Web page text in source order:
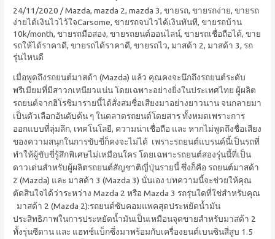
24/11/2020 /Mazda,mazda 2,mazda 3,ขายรถ,ขายรถง่าย,ขายรถ
ง่ายได้เงินไวไว้ใจCarsome,ขายรถจบไวได้เงินทันที,ขายรถบ้าน
10k/month,ขายรถมือสอง,ขายรถยนต์ออนไลน์,ขายรถเชื่อถือได้,ขาย
รถให้ได้ราคาดี,ขายรถได้ราคาดี,ขายรถไว, มาสด้า 2, มาสด้า 3,รถ
รุ่นไหนดี
เมื่อพูดถึงรถยนต์มาสด้า (Mazda) แล้ว คุณคงจะนึกถึงรถยนต์ระดับ
พรีเมียมที่มีสาวกเหนียวแน่น โดยเฉพาะอย่างยิ่งในประเทศไทย ผู้ผลิต
รถยนต์จากฮิโรชิมารายนี้ได้สั่งสมชื่อเสียงมาอย่างยาวนาน จนกลายมา
เป็นตัวเลือกอันดับต้น ๆ ในตลาดรถยนต์โดยสาร ทั้งหมดเพราะการ
ออกแบบที่ลุ่มลึก, เทคโนโลยี, ความน่าเชื่อถือ และ หากไม่พูดถึงชื่อเสียง
ของความสนุกในการขับขี่ก็คงจะไม่ได้ เพราะรถยนต์แบรนด์นี้เป็นรถที่
ทำให้ผู้ขับขี่รู้สึกพิเศษไม่เหมือนใคร โดยเฉพาะรถยนต์สองรุ่นนี้ที่เป็น
ดาวเด่นสำหรับผู้ผลิตรถยนต์สัญชาติญี่ปุ่นรายนี้ ซึ่งก็คือ รถยนต์มาสด้า
2 (Mazda) และ มาสด้า 3 (Mazda 3) นั่นเอง บทความนี้จะช่วยให้คุณ
ตัดสินใจได้ว่าระหว่าง Mazda 2 หรือ Mazda 3 รถรุ่นใดที่ใช่สำหรับคุณ
มาสด้า 2 (Mazda 2):รถยนต์ซับคอมแพคสุดประหยัดน้ำมัน
ประสิทธิภาพในการประหยัดน้ำมันเป็นเหมือนจุดขายสำหรับมาสด้า 2
ทั้งรุ่นซีดาน และ แฮทช์แบ็กซึ่งมาพร้อมกับเครื่องยนต์เบนซินสี่สูบ 1.5